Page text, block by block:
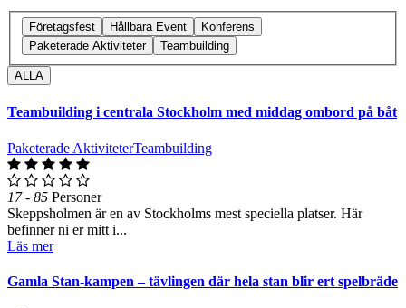
Företagsfest Hållbara Event
Konferens
Paketerade Aktiviteter
Teambuilding
ALLA
Teambuilding i centrala Stockholm med middag ombord på båt
Paketerade AktiviteterTeambuilding
17 - 85 Personer
Skeppsholmen är en av Stockholms mest speciella platser. Här
befinner ni er mitt i...
Läs mer
Gamla Stan-kampen – tävlingen där hela stan blir ert spelbräde